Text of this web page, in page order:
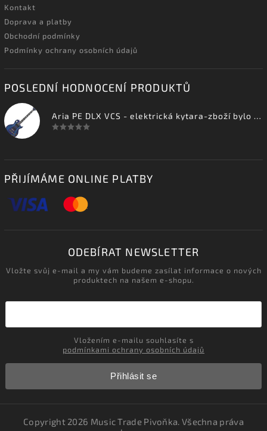
Kontakt
Doprava a platby
Obchodní podmínky
Podmínky ochrany osobních údajů
POSLEDNÍ HODNOCENÍ PRODUKTŮ
Aria PE DLX VCS - elektrická kytara-zboží bylo vystaveno na prodejně
PŘIJÍMÁME ONLINE PLATBY
ODEBÍRAT NEWSLETTER
Vložte svůj e-mail a my vám budeme zasílat informace o nových
produktech na našem e-shopu.
podmínkami ochrany osobních údajů
Přihlásit se
Copyright 2026 Music Trade Pivoňka. Všechna práva